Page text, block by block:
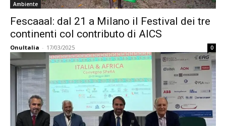
Ambiente
Fescaaal: dal 21 a Milano il Festival dei tre
continenti col contributo di AICS
OnuItalia - 17/03/2025 0